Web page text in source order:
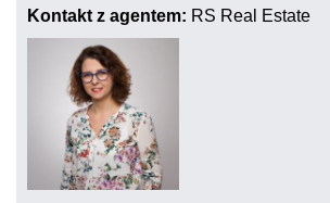
Kontakt z agentem: RS Real Estate